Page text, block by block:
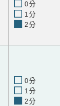
0分
1分
2分
0分
1分
2分